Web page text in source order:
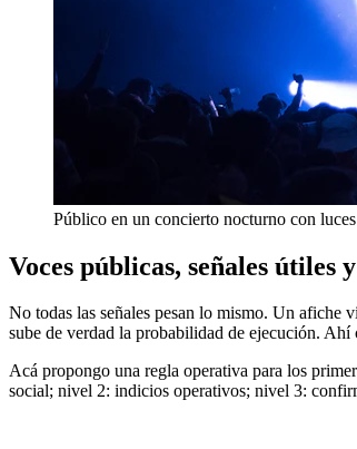
Público en un concierto nocturno con
Voces públicas, señales útiles
No todas las señales pesan lo mismo. Un afiche
sube de verdad la probabilidad de ejecución. Ahí
Acá propongo una regla operativa para los
social; nivel 2: indicios operativos; nivel 3: